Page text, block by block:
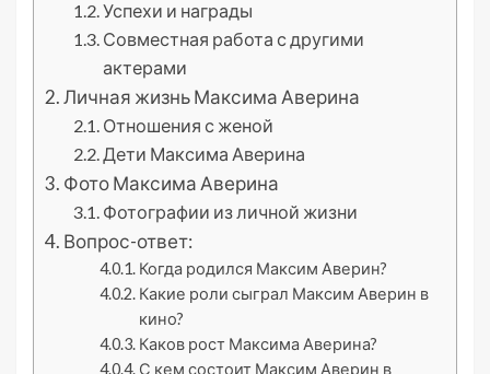
Успехи и награды
Совместная работа с другими
актерами
Личная жизнь Максима Аверина
Отношения с женой
Дети Максима Аверина
Фото Максима Аверина
Фотографии из личной жизни
Вопрос-ответ:
Когда родился Максим Аверин?
Какие роли сыграл Максим Аверин в
кино?
Каков рост Максима Аверина?
С кем состоит Максим Аверин в